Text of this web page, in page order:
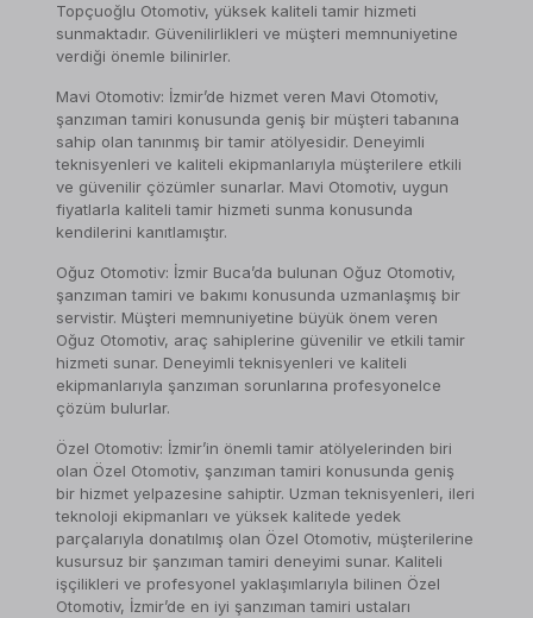
Topçuoğlu Otomotiv, yüksek kaliteli tamir hizmeti
sunmaktadır. Güvenilirlikleri ve müşteri memnuniyetine
verdiği önemle bilinirler.
Mavi Otomotiv: İzmir’de hizmet veren Mavi Otomotiv,
şanzıman tamiri konusunda geniş bir müşteri tabanına
sahip olan tanınmış bir tamir atölyesidir. Deneyimli
teknisyenleri ve kaliteli ekipmanlarıyla müşterilere etkili
ve güvenilir çözümler sunarlar. Mavi Otomotiv, uygun
fiyatlarla kaliteli tamir hizmeti sunma konusunda
kendilerini kanıtlamıştır.
Oğuz Otomotiv: İzmir Buca’da bulunan Oğuz Otomotiv,
şanzıman tamiri ve bakımı konusunda uzmanlaşmış bir
servistir. Müşteri memnuniyetine büyük önem veren
Oğuz Otomotiv, araç sahiplerine güvenilir ve etkili tamir
hizmeti sunar. Deneyimli teknisyenleri ve kaliteli
ekipmanlarıyla şanzıman sorunlarına profesyonelce
çözüm bulurlar.
Özel Otomotiv: İzmir’in önemli tamir atölyelerinden biri
olan Özel Otomotiv, şanzıman tamiri konusunda geniş
bir hizmet yelpazesine sahiptir. Uzman teknisyenleri, ileri
teknoloji ekipmanları ve yüksek kalitede yedek
parçalarıyla donatılmış olan Özel Otomotiv, müşterilerine
kusursuz bir şanzıman tamiri deneyimi sunar. Kaliteli
işçilikleri ve profesyonel yaklaşımlarıyla bilinen Özel
Otomotiv, İzmir’de en iyi şanzıman tamiri ustaları